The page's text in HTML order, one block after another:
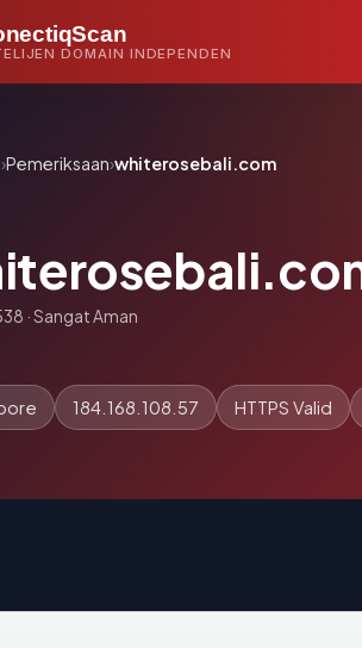
DOMAIN INDEPENDEN
›Pemeriksaan›whiterosebali.com
· Sangat Aman
184.168.108.57 HTTPS Valid